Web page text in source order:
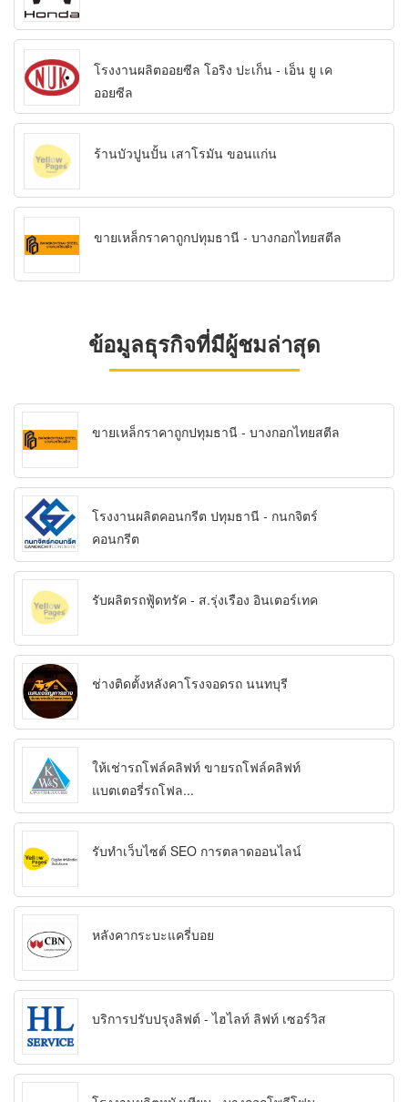
โรงงานผลิตออยซีล โอริง ปะเก็น - เอ็น ยู เค
ออยซีล
ร้านบัวปูนปั้น เสาโรมัน ขอนแก่น
ขายเหล็กราคาถูกปทุมธานี - บางกอกไทยสตีล
ข้อมูลธุรกิจที่มีผู้ชมล่าสุด
ขายเหล็กราคาถูกปทุมธานี - บางกอกไทยสตีล
โรงงานผลิตคอนกรีต ปทุมธานี - กนกจิตร์
คอนกรีต
รับผลิตรถฟู้ดทรัค - ส.รุ่งเรือง อินเตอร์เทค
ช่างติดตั้งหลังคาโรงจอดรถ นนทบุรี
ให้เช่ารถโฟล์คลิฟท์ ขายรถโฟล์คลิฟท์
แบตเตอรี่รถโฟล...
รับทำเว็บไซต์ SEO การตลาดออนไลน์
หลังคากระบะแครี่บอย
บริการปรับปรุงลิฟต์ - ไฮไลท์ ลิฟท์ เซอร์วิส